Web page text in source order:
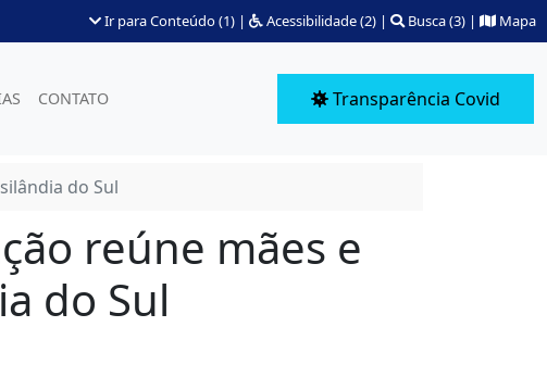
Ir para Conteúdo (1) | Acessibilidade (2) | Busca (3) | Mapa
CONTATO Transparência Covid
do Sul
reúne mães e
do Sul